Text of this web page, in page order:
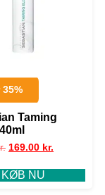
35%
Taming
169.00 kr.
KØB NU